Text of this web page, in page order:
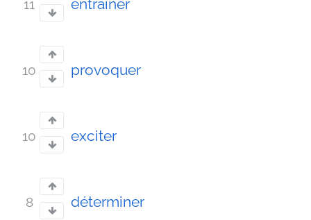
11 entraîner
10 provoquer
10 exciter
8 déterminer